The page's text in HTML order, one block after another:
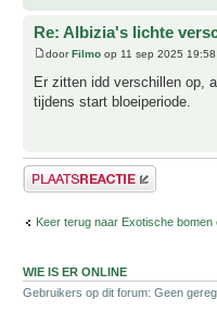
Re: Albizia's lichte
doorFilmo op 11 sep 2025 19:58
Er zitten idd verschillen op,
tijdens start bloeiperiode.
Plaats een reactie
Keer terug naar Exotische bomen
WIE IS ER ONLINE
Gebruikers op dit forum: Geen